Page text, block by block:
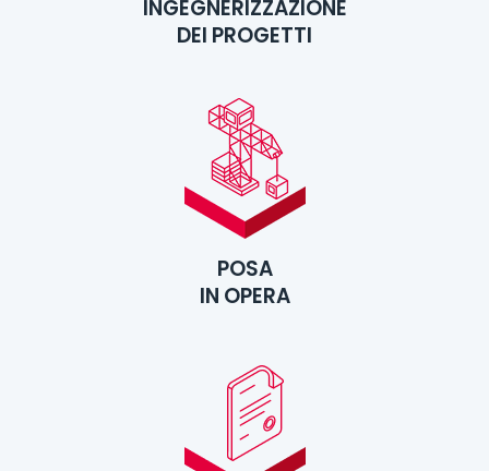
INGEGNERIZZAZIONE
DEI PROGETTI
POSA
IN OPERA